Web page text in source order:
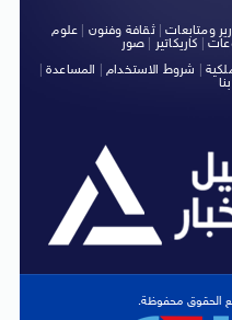
ومتابعات|ثقافة وفنون
علوم
كاريكاتير صور
شروط الاستخدام| المساعدة|